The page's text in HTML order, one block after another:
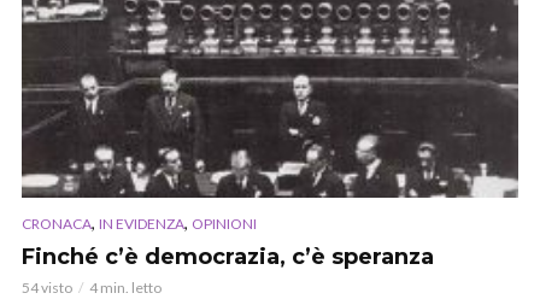
CRONACA, IN EVIDENZA, OPINIONI
Finché c’è democrazia, c’è speranza
54 visto 4 min. letto